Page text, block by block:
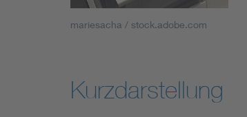
Industry
Mobility
mariesacha / stock.adobe.com
Kurzdarstellung